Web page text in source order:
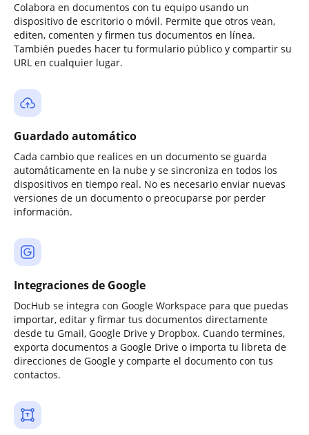
Colabora en documentos con tu equipo usando un
dispositivo de escritorio o móvil. Permite que otros vean,
editen, comenten y firmen tus documentos en línea.
También puedes hacer tu formulario público y compartir su
URL en cualquier lugar.
Guardado automático
Cada cambio que realices en un documento se guarda
automáticamente en la nube y se sincroniza en todos los
dispositivos en tiempo real. No es necesario enviar nuevas
versiones de un documento o preocuparse por perder
información.
Integraciones de Google
DocHub se integra con Google Workspace para que puedas
importar, editar y firmar tus documentos directamente
desde tu Gmail, Google Drive y Dropbox. Cuando termines,
exporta documentos a Google Drive o importa tu libreta de
direcciones de Google y comparte el documento con tus
contactos.